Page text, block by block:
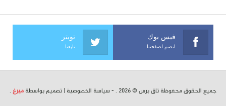
فيس بوك
انضم لصفحتنا
تويتر
تابعنا
جميع الحقوق محفوظة تاق برس © 2026 . - سياسة الخصوصية | تصميم بواسطة ميرغ .